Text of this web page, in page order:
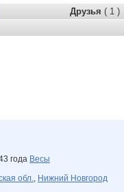
Друзья ( 1 )
года Весы
обл., Нижний Новгород